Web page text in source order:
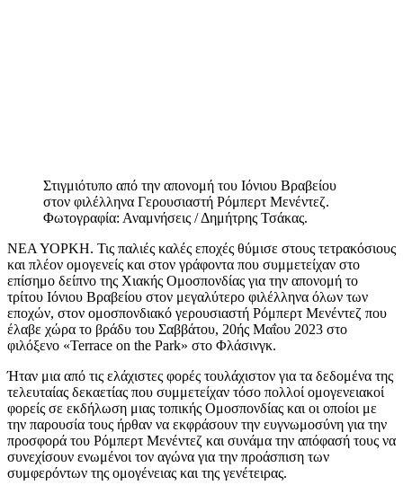
Στιγμιότυπο από την απονομή του Ιόνιου Βραβείου
στον φιλέλληνα Γερουσιαστή Ρόμπερτ Μενέντεζ.
Φωτογραφία: Αναμνήσεις / Δημήτρης Τσάκας.
ΝΕΑ ΥΟΡΚΗ. Τις παλιές καλές εποχές θύμισε στους τετρακόσιους
και πλέον ομογενείς και στον γράφοντα που συμμετείχαν στο
επίσημο δείπνο της Χιακής Ομοσπονδίας για την απονομή το
τρίτου Ιόνιου Βραβείου στον μεγαλύτερο φιλέλληνα όλων των
εποχών, στον ομοσπονδιακό γερουσιαστή Ρόμπερτ Μενέντεζ που
έλαβε χώρα το βράδυ του Σαββάτου, 20ής Μαΐου 2023 στο
φιλόξενο «Terrace on the Park» στο Φλάσινγκ.
Ήταν μια από τις ελάχιστες φορές τουλάχιστον για τα δεδομένα της
τελευταίας δεκαετίας που συμμετείχαν τόσο πολλοί ομογενειακοί
φορείς σε εκδήλωση μιας τοπικής Ομοσπονδίας και οι οποίοι με
την παρουσία τους ήρθαν να εκφράσουν την ευγνωμοσύνη για την
προσφορά του Ρόμπερτ Μενέντεζ και συνάμα την απόφασή τους να
συνεχίσουν ενωμένοι τον αγώνα για την προάσπιση των
συμφερόντων της ομογένειας και της γενέτειρας.